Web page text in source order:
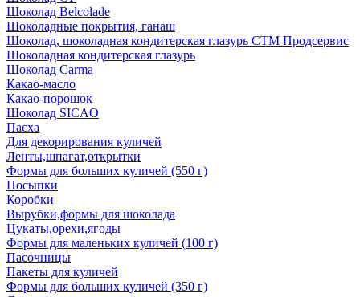
Шоколад Belcolade
Шоколадные покрытия, ганаш
Шоколад, шоколадная кондитерская глазурь СТМ Продсервис
Шоколадная кондитерская глазурь
Шоколад Carma
Какао-масло
Какао-порошок
Шоколад SICAO
Пасха
Для декорирования куличей
Ленты,шпагат,открытки
Формы для больших куличей (550 г)
Посыпки
Коробки
Вырубки,формы для шоколада
Цукаты,орехи,ягоды
Формы для маленьких куличей (100 г)
Пасочницы
Пакеты для куличей
Формы для больших куличей (350 г)